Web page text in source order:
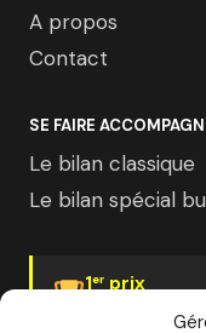
A propos
Contact
SE FAIRE
Le bilan classique
Le bilan spécial
1er prix